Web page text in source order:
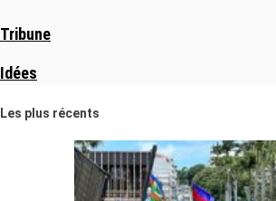
Tribune
Idées
Les plus récents